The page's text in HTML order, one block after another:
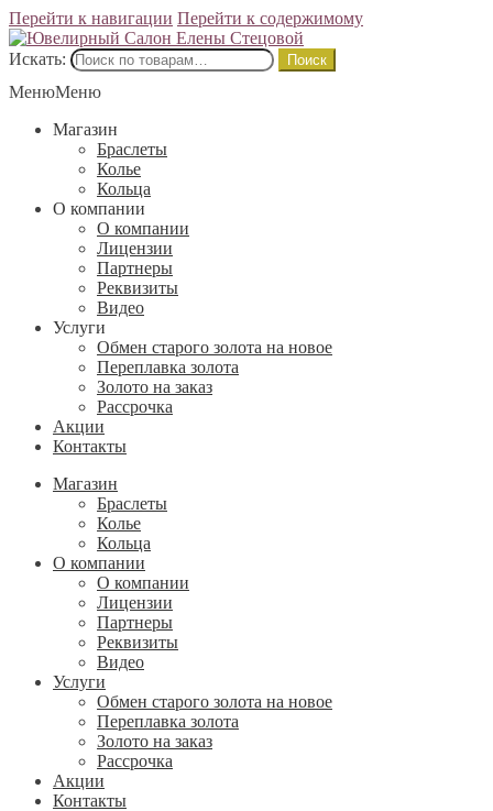
Перейти к навигации Перейти к содержимому
Искать: Поиск
МенюМеню
Магазин
Браслеты
Колье
Кольца
О компании
О компании
Лицензии
Партнеры
Реквизиты
Видео
Услуги
Обмен старого золота на новое
Переплавка золота
Золото на заказ
Рассрочка
Акции
Контакты
Магазин
Браслеты
Колье
Кольца
О компании
О компании
Лицензии
Партнеры
Реквизиты
Видео
Услуги
Обмен старого золота на новое
Переплавка золота
Золото на заказ
Рассрочка
Акции
Контакты